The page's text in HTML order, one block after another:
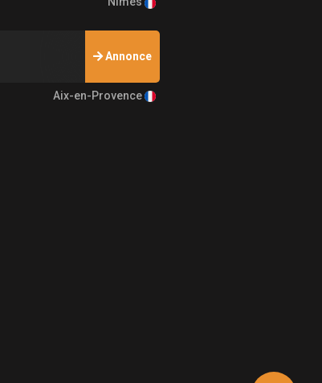
Annonce
Aix-en-Provence